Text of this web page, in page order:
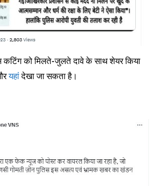
को मिलते-जुलते दावे के साथ शेयर किया
यहांदेखा जा सकता है।